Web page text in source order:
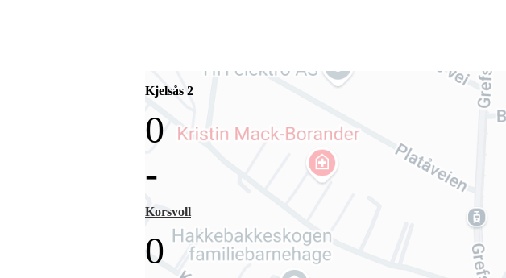
Kjelsås 2
0
-
Korsvoll
0